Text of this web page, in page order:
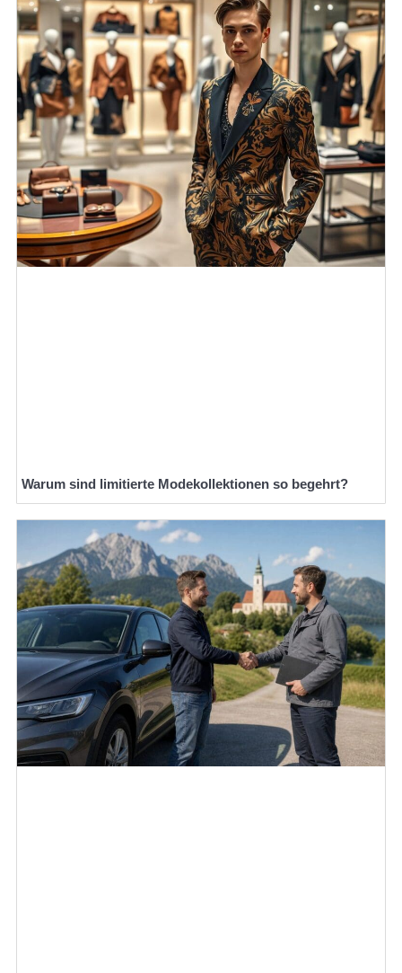
Warum sind limitierte Modekollektionen so begehrt?